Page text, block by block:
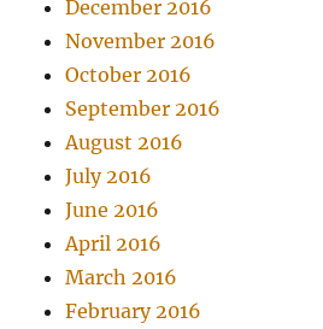
December 2016
November 2016
October 2016
September 2016
August 2016
July 2016
June 2016
April 2016
March 2016
February 2016